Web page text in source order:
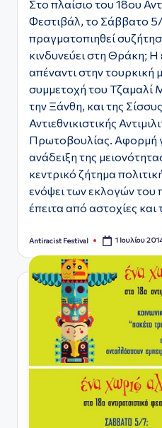
Στο πλαίσιο του 18ου
Φεστιβάλ, το Σάββατο 5/
πραγματοπιηθεί
κινδυνεύει στη Θράκη; Η
απέναντι στην τουρκική
συμμετοχή του Τζαμαλί
την Ξάνθη, και της
Αντιεθνικιστικής
Πρωτοβουλίας. Αφορμή
ανάδειξη της
κεντρικό ζήτημα
ενόψει των εκλογών
έπειτα από αστοχίες και
Συγγραφέας:
Antiracist Festival 1 Ιουλίου